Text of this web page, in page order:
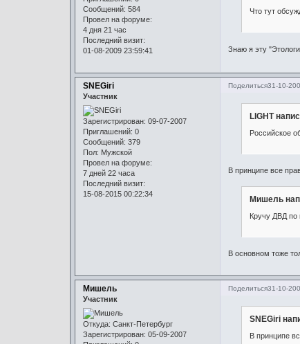
Сообщений: 584
Провел на форуме:
4 дня 21 час
Последний визит:
01-08-2009 23:59:41
Что тут
Знаю я эту
Поделиться31-10-
SNEGiri
Участник
Зарегистрирован: 09-07-2007
Приглашений: 0
Сообщений: 379
Пол: Мужской
Провел на форуме:
7 дней 22 часа
Последний визит:
15-08-2015 00:22:34
LIGHT
Российское
В принципе все
Мишель
Кручу ДВД по
В основном тоже
Поделиться31-10-
Мишель
Участник
Откуда: Санкт-Петербург
Зарегистрирован: 05-09-2007
SNEGiri
В принципе